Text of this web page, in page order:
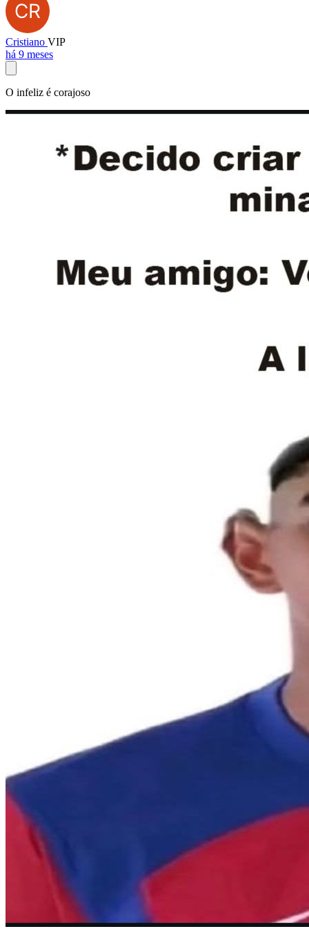
Cristiano VIP
há 9 meses
O infeliz é corajoso